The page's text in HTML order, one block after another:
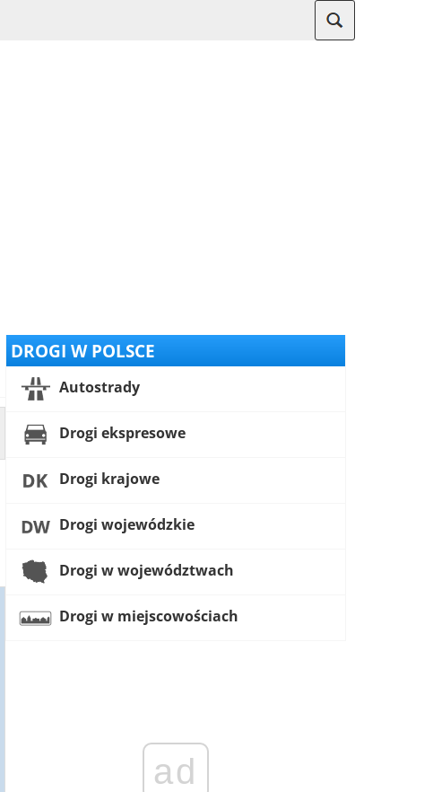
DROGI W POLSCE
Autostrady
Drogi ekspresowe
Drogi krajowe
Drogi wojewódzkie
Drogi w województwach
Drogi w miejscowościach
ad